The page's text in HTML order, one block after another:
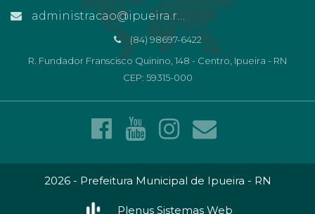
administracao@ipueira.rn.gov.br
(84) 98697-6422
R. Fundador Franscisco Quinino, 148 - Centro, Ipueira - RN
CEP: 59315-000
2026 - Prefeitura Municipal de Ipueira - RN
Plenus Sistemas Web